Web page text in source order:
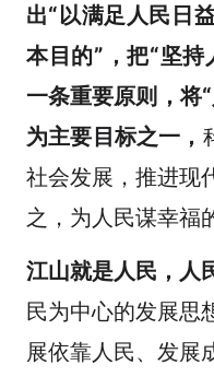
出“以满足人民日
本目的”，把“坚
一条重要原则，将
为主要目标之一，
社会发展，推进现
之，为人民谋幸福
江山就是人民，人
民为中心的发展思
展依靠人民、发展